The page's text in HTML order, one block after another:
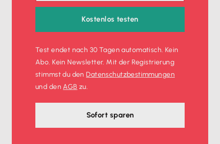
Kostenlos testen
Test endet nach 30 Tagen automatisch. Kein
Abo. Kein Newsletter. Mit der Registrierung
stimmst du denDatenschutz­bestimmungen
und denAGB zu.
Sofort sparen